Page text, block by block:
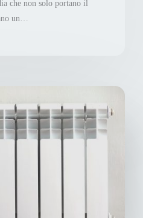
che non solo portano il
un…